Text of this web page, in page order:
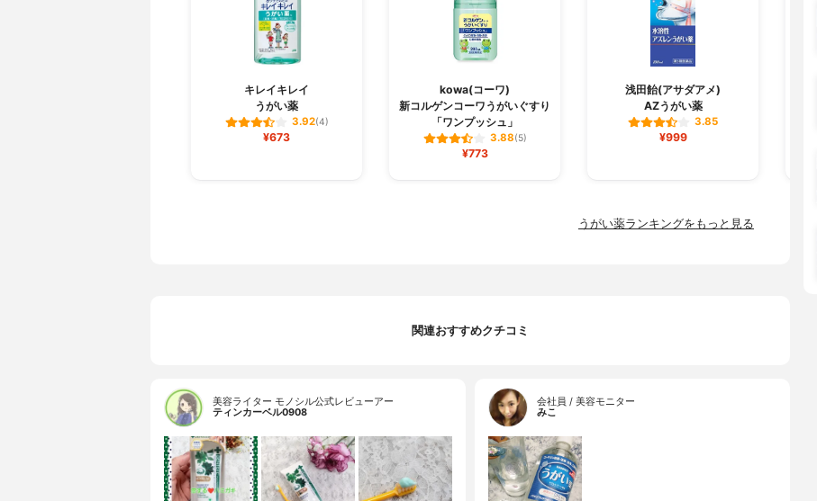
キレイキレイ
うがい薬
3.92(4)
¥673
kowa(コーワ)
新コルゲンコーワうがいぐすり
「ワンプッシュ」
3.88(5)
¥773
浅田飴(アサダアメ)
AZうがい薬
3.85
¥999
うがい薬ランキングをもっと見る
関連おすすめクチコミ
美容ライター モノシル公式レビューアー
ティンカーベル0908
会社員 / 美容モニター
みこ